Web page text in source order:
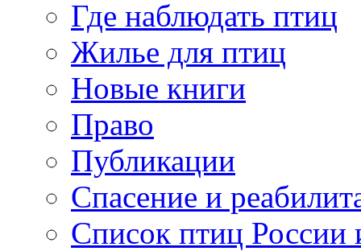
Где наблюдать птиц
Жилье для птиц
Новые книги
Право
Публикации
Спасение и
Список птиц России